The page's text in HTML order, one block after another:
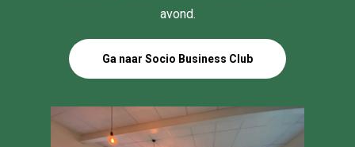
avond.
Ga naar Socio Business Club